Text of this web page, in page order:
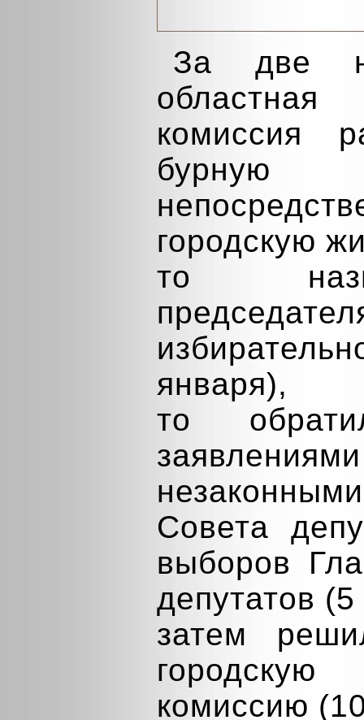
За две
комиссия
бурную
городскую
то
января),
то
Совета
выборов
депутатов
затем
комиссию